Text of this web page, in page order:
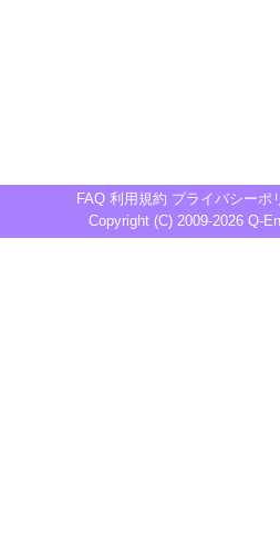
FAQ 利用規約 プライバシーポ
Copyright (C) 2009-2026 Q-